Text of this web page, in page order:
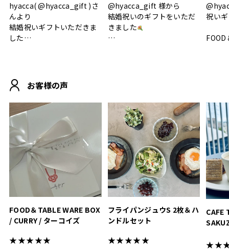
hyacca( @hyacca_gift )さ
んより
結婚祝いギフトいただきま
した
おうちカフェもお洒落にな
って嬉しい𖠚 ⡱
.
#hyacca #結婚祝い
@hyacca_gift 様から
結婚祝いのギフトをいただ
きました
素敵なギフトを
ありがとうございました
#hyacca #結婚祝い
#お祝い #プレゼント
祝い
FOOD
真っ
いい
#結婚
淡色
結婚
色イ
お客様の声
FOOD＆TABLE WARE BOX
/ CURRY / ターコイズ
★★★★★
フライパンジュウS 2枚＆ハ
ンドルセット
★★★★★
CAFE